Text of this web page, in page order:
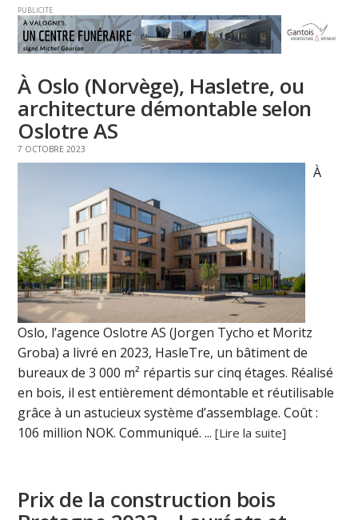
PUBLICITE
À Oslo (Norvège), Hasletre, ou
architecture démontable selon
Oslotre AS
7 OCTOBRE 2023
À
Oslo, l’agence Oslotre AS (Jorgen Tycho et Moritz
Groba) a livré en 2023, HasleTre, un bâtiment de
bureaux de 3 000 m² répartis sur cinq étages. Réalisé
en bois, il est entièrement démontable et réutilisable
grâce à un astucieux système d’assemblage. Coût :
106 million NOK. Communiqué. ...[Lire la suite]
Prix de la construction bois